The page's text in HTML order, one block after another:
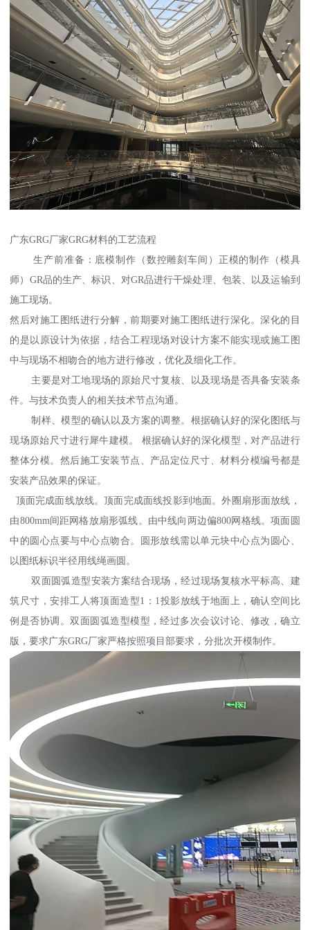
广东GRG厂家GRG材料的工艺流程
生产前准备：底模制作（数控雕刻车间）正模的制作（模具
师）GR品的生产、标识、对GR品进行干燥处理、包装、以及运输到
施工现场。
然后对施工图纸进行分解，前期要对施工图纸进行深化。深化的目
的是以原设计为依据，结合工程现场对设计方案不能实现或施工图
中与现场不相吻合的地方进行修改，优化及细化工作。
主要是对工地现场的原始尺寸复核、以及现场是否具备安装条
件。与技术负责人的相关技术节点沟通。
制样、模型的确认以及方案的调整。根据确认好的深化图纸与
现场原始尺寸进行犀牛建模。 根据确认好的深化模型，对产品进行
整体分模。然后施工安装节点、产品定位尺寸、材料分模编号都是
安装产品效果的保证。
顶面完成面线放线。顶面完成面线投影到地面。外圈扇形面放线，
由800mm间距网格放扇形弧线。由中线向两边偏800网格线。项面圆
中的圆心点要与中心点吻合。圆形放线需以单元块中心点为圆心、
以图纸标识半径用线绳画圆。
双面圆弧造型安装方案结合现场，经过现场复核水平标高、建
筑尺寸，安排工人将顶面造型1：1投影放线于地面上，确认空间比
例是否协调。双面圆弧造型模型，经过多次会议讨论、修改，确立
版，要求广东GRG厂家严格按照项目部要求，分批次开模制作。